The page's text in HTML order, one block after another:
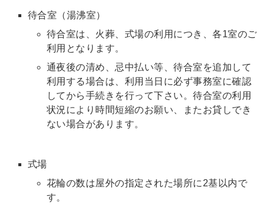
待合室（湯沸室）
待合室は、火葬、式場の利用につき、各1室のご
利用となります。
通夜後の清め、忌中払い等、待合室を追加して
利用する場合は、利用当日に必ず事務室に確認
してから手続きを行って下さい。待合室の利用
状況により時間短縮のお願い、またお貸しでき
ない場合があります。
式場
花輪の数は屋外の指定された場所に2基以内で
す。